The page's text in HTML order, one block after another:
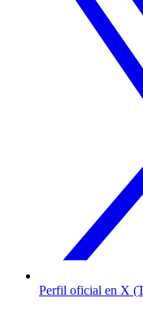
Perfil oficial en X